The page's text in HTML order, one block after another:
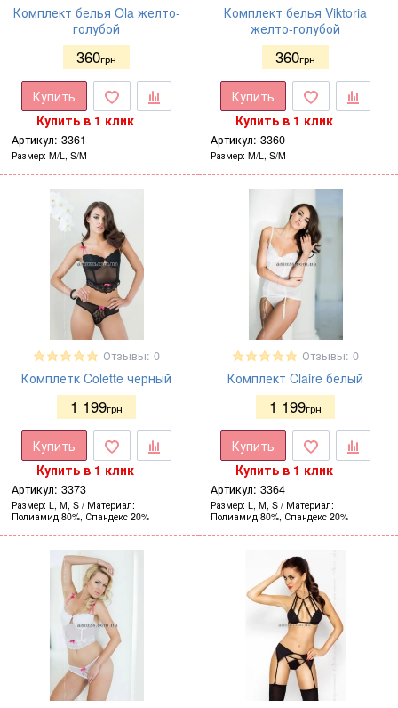
Комплект белья Ola желто-
голубой
360грн
Купить
Купить в 1 клик
Артикул: 3361
Размер M/L, S/M
Комплект белья Viktoria
желто-голубой
360грн
Купить
Купить в 1 клик
Артикул: 3360
Размер M/L, S/M
Отзывы: 0
Комплетк Colette черный
1 199грн
Купить
Купить в 1 клик
Артикул: 3373
Размер L, M, S
Материал
Полиамид 80%, Спандекс 20%
Отзывы: 0
Комплект Claire белый
1 199грн
Купить
Купить в 1 клик
Артикул: 3364
Размер L, M, S
Материал
Полиамид 80%, Спандекс 20%